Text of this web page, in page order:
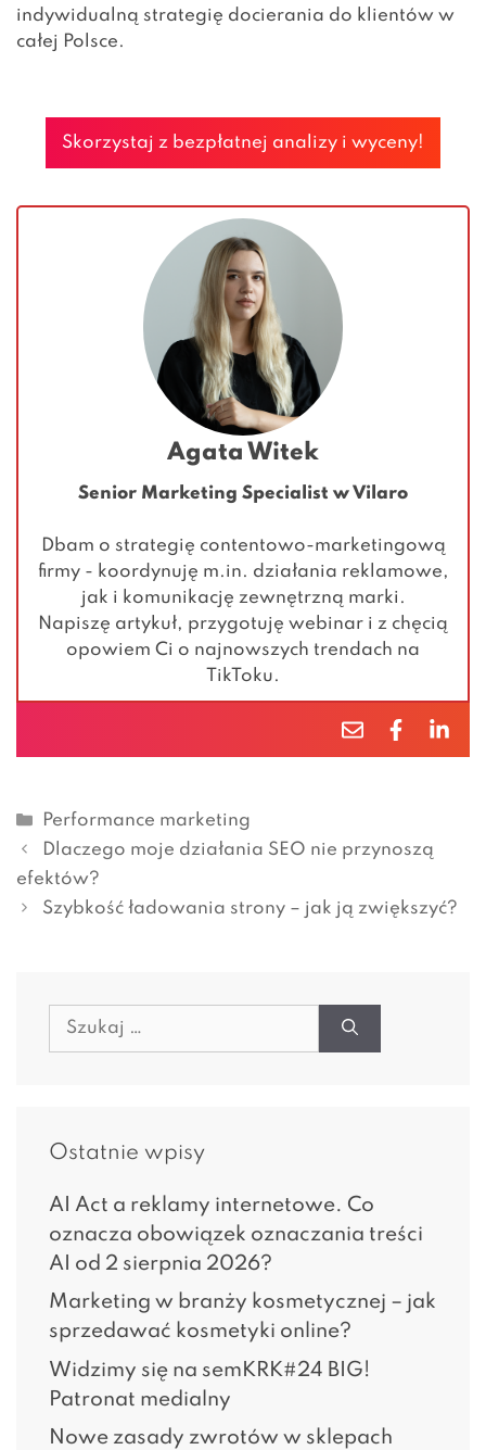
indywidualną strategię docierania do klientów w
całej Polsce.
Skorzystaj z bezpłatnej analizy i wyceny!
Agata Witek
Senior Marketing Specialist w Vilaro
Dbam o strategię contentowo-marketingową
firmy - koordynuję m.in. działania reklamowe,
jak i komunikację zewnętrzną marki.
Napiszę artykuł, przygotuję webinar i z chęcią
opowiem Ci o najnowszych trendach na
TikToku.
Kategorie
Performance marketing
Dlaczego moje działania SEO nie przynoszą
efektów?
Szybkość ładowania strony – jak ją zwiększyć?
Szukaj:
Ostatnie wpisy
AI Act a reklamy internetowe. Co
oznacza obowiązek oznaczania treści
AI od 2 sierpnia 2026?
Marketing w branży kosmetycznej – jak
sprzedawać kosmetyki online?
Widzimy się na semKRK#24 BIG!
Patronat medialny
Nowe zasady zwrotów w sklepach